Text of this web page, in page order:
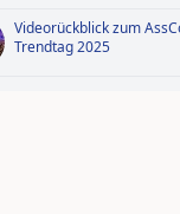
Videorückblick zum
Trendtag 2025